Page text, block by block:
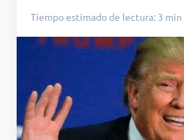
Tiempo estimado de lectura: 3 min